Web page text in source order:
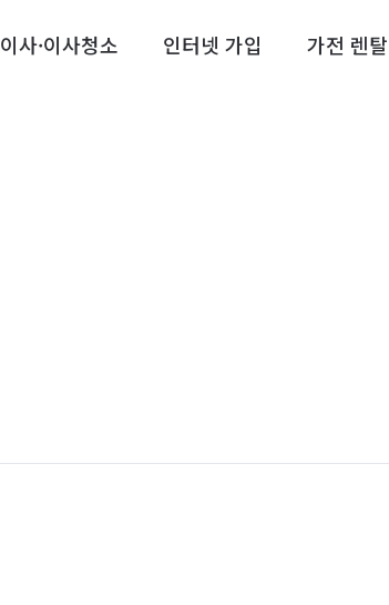
이사·이사청소 인터넷 가입 가전 렌탈